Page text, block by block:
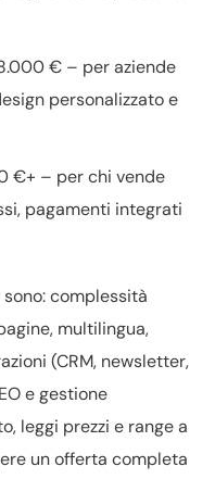
€ – per aziende
personalizzato e
€+ – per chi vende
pagamenti integrati
complessità
multilingua,
(CRM, newsletter,
e gestione
leggi prezzi e range a
unofferta completa